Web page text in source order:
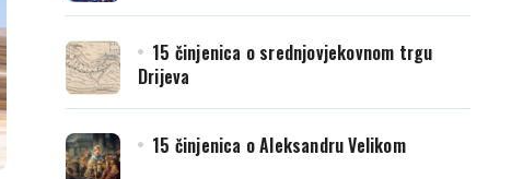
15 činjenica o srednjovjekovnom trgu
Drijeva
15 činjenica o Aleksandru Velikom